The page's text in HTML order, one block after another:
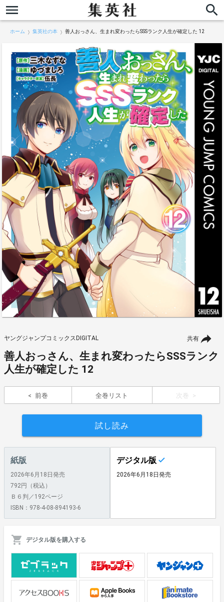
ホーム 集英社の本 善人おっさん、生まれ変わったらSSSランク人生が確定した 12
共有
ヤングジャンプコミックスDIGITAL
善人おっさん、生まれ変わったらSSSランク
人生が確定した 12
前巻 全巻リスト 次巻
試し読み
紙版
2026年6月18日発売
792円（税込）
Ｂ６判／192ページ
ISBN：978-4-08-894193-6
デジタル版
2026年6月18日発売
デジタル版を購入する